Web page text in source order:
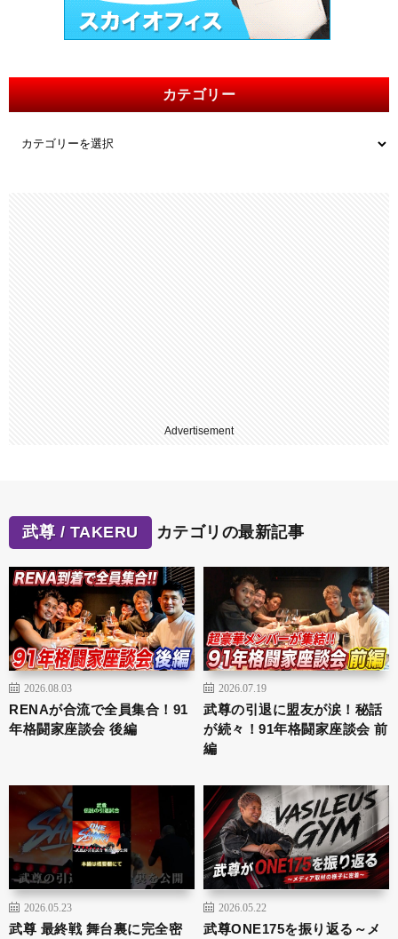
カテゴリー
Advertisement
武尊 / TAKERU カテゴリの最新記事
2026.08.03
RENAが合流で全員集合！91
年格闘家座談会 後編
2026.07.19
武尊の引退に盟友が涙！秘話
が続々！91年格闘家座談会 前
編
2026.05.23
武尊 最終戦 舞台裏に完全密
2026.05.22
武尊ONE175を振り返る～メ